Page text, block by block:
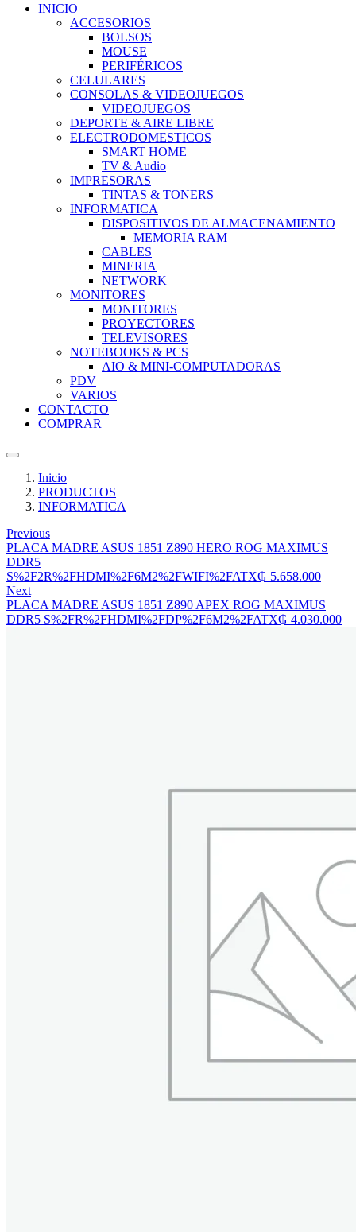
INICIO
ACCESORIOS
BOLSOS
MOUSE
PERIFÉRICOS
CELULARES
CONSOLAS & VIDEOJUEGOS
VIDEOJUEGOS
DEPORTE & AIRE LIBRE
ELECTRODOMESTICOS
SMART HOME
TV & Audio
IMPRESORAS
TINTAS & TONERS
INFORMATICA
DISPOSITIVOS DE ALMACENAMIENTO
MEMORIA RAM
CABLES
MINERIA
NETWORK
MONITORES
MONITORES
PROYECTORES
TELEVISORES
NOTEBOOKS & PCS
AIO & MINI-COMPUTADORAS
PDV
VARIOS
CONTACTO
COMPRAR
Inicio
PRODUCTOS
INFORMATICA
Previous
PLACA MADRE ASUS 1851 Z890 HERO ROG MAXIMUS
DDR5
S%2F2R%2FHDMI%2F6M2%2FWIFI%2FATX₲ 5.658.000
Next
PLACA MADRE ASUS 1851 Z890 APEX ROG MAXIMUS
DDR5 S%2FR%2FHDMI%2FDP%2F6M2%2FATX₲ 4.030.000